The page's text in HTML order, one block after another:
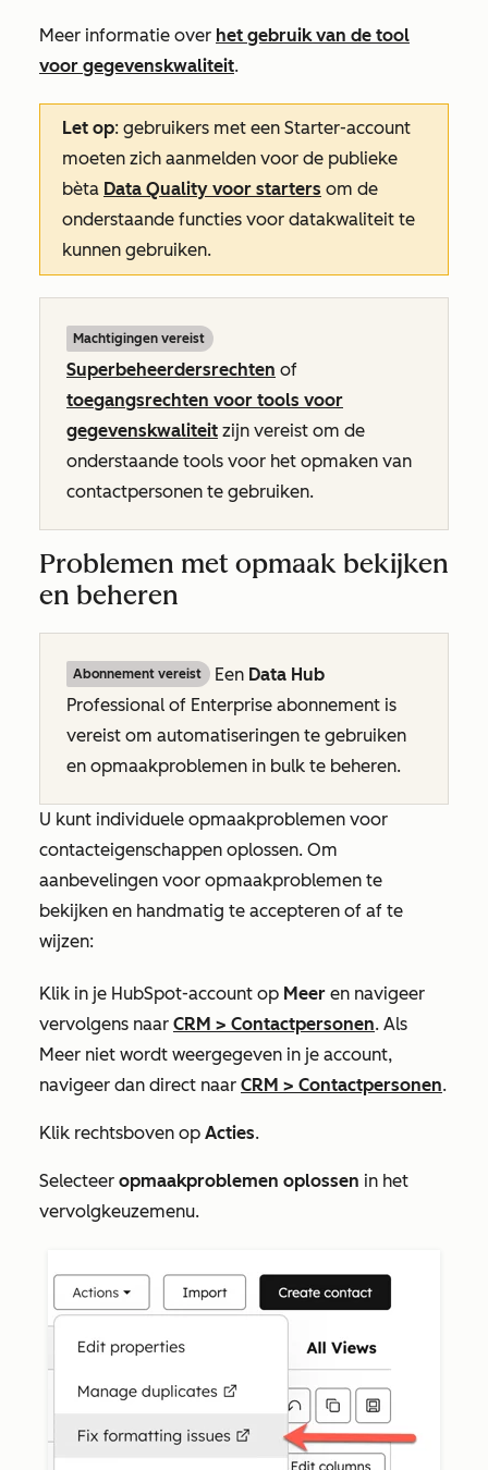
Meer informatie over het gebruik van de tool
voor gegevenskwaliteit.
Let op: gebruikers met een Starter-account
moeten zich aanmelden voor de publieke
bèta Data Quality voor starters om de
onderstaande functies voor datakwaliteit te
kunnen gebruiken.
Machtigingen vereist
Superbeheerdersrechten of
toegangsrechten voor tools voor
gegevenskwaliteit zijn vereist om de
onderstaande tools voor het opmaken van
contactpersonen te gebruiken.
Problemen met opmaak bekijken
en beheren
Abonnement vereist Een Data Hub
Professional of Enterprise abonnement is
vereist om automatiseringen te gebruiken
en opmaakproblemen in bulk te beheren.
U kunt individuele opmaakproblemen voor
contacteigenschappen oplossen. Om
aanbevelingen voor opmaakproblemen te
bekijken en handmatig te accepteren of af te
wijzen:
Klik in je HubSpot-account op Meer en navigeer
vervolgens naar CRM > Contactpersonen. Als
Meer niet wordt weergegeven in je account,
navigeer dan direct naar CRM > Contactpersonen.
Klik rechtsboven op Acties.
Selecteer opmaakproblemen oplossen in het
vervolgkeuzemenu.